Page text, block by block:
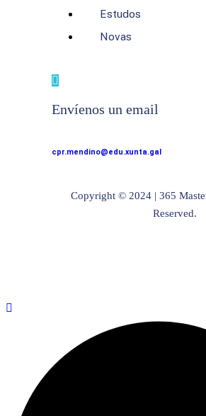
Estudos
Novas
Envíenos un email
cpr.mendino@edu.xunta.gal
Copyright © 2024 | 365
Reserved.